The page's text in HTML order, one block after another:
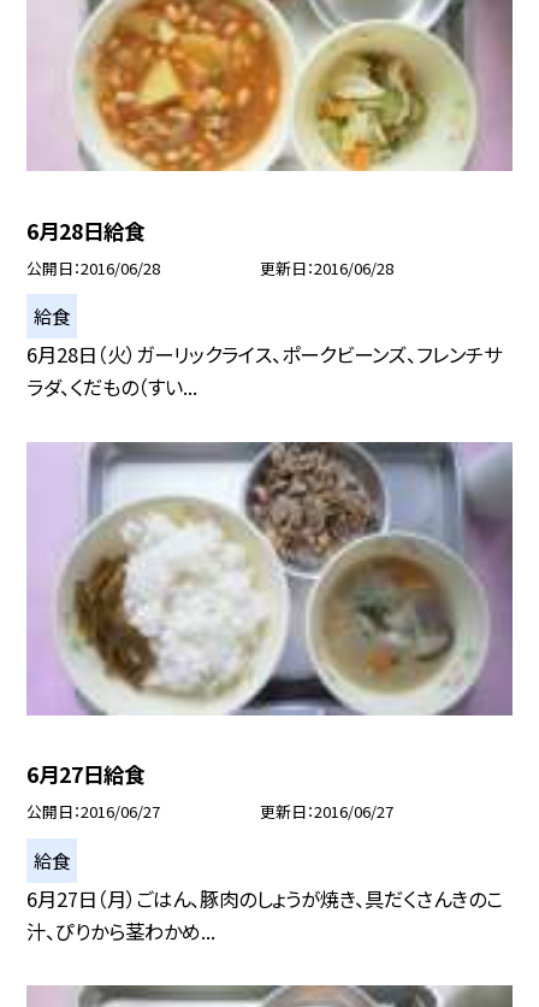
6月28日給食
公開日 2016/06/28 更新日 2016/06/28
給食
6月28日（火）ガーリックライス、ポークビーンズ、フレンチサ
ラダ、くだもの（すい...
6月27日給食
公開日 2016/06/27 更新日 2016/06/27
給食
6月27日（月）ごはん、豚肉のしょうが焼き、具だくさんきのこ
汁、ぴりから茎わかめ...